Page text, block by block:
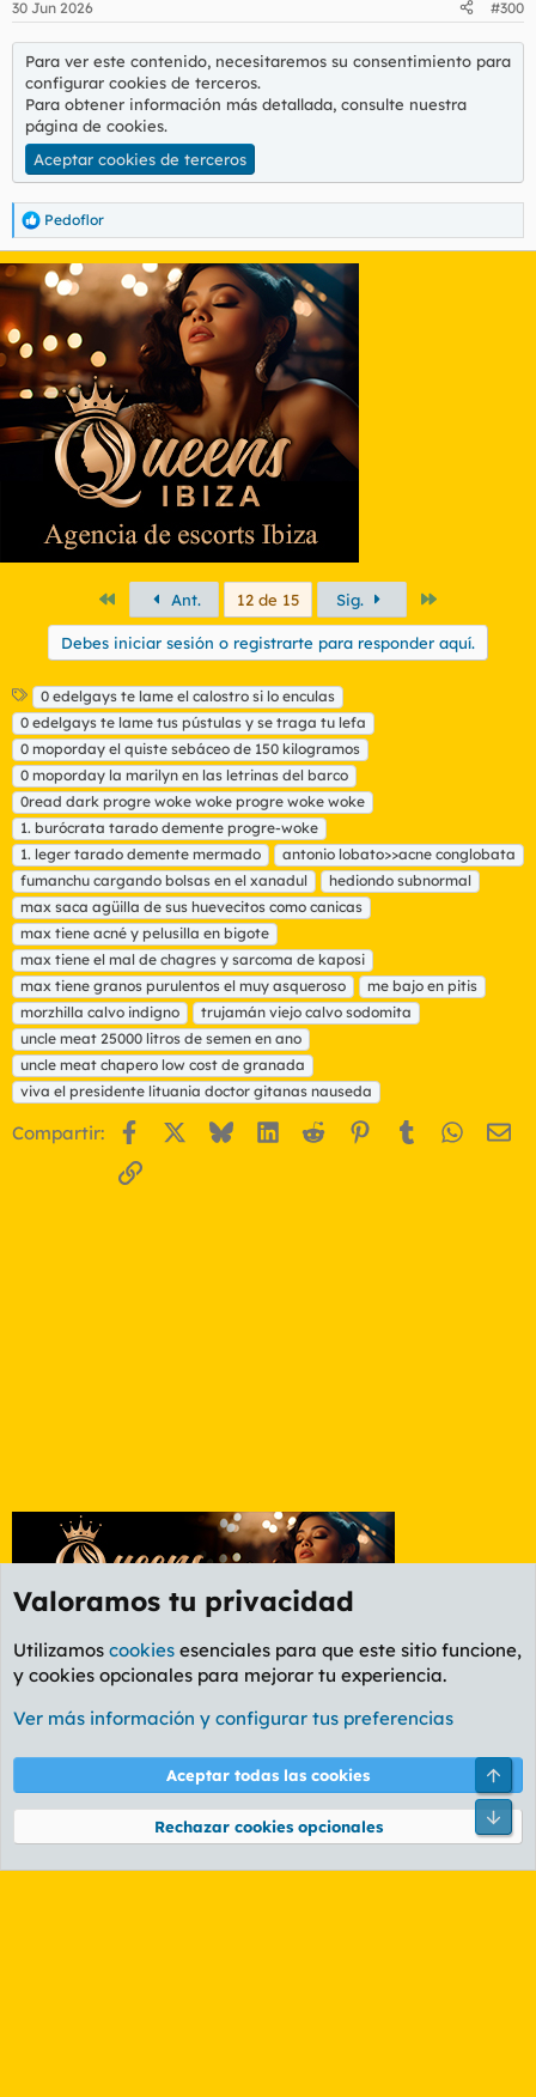
e
30 Jun 2026 #300
Para ver este contenido, necesitaremos su consentimiento para
configurar cookies de terceros.
Para obtener información más detallada, consulte nuestra
página de cookies.
Aceptar cookies de terceros
R
e
a
c
o
n
s
Pedoflor
PrimeroAnt. 12 de 15 Sig.
Debes iniciar sesión o registrarte para responder aquí.
E
t
i
q
u
e
t
a
s
0 edelgays te lame el calostro si lo enculas
0 edelgays te lame tus pústulas y se traga tu lefa
0 moporday el quiste sebáceo de 150 kilogramos
0 moporday la marilyn en las letrinas del barco
0read dark progre woke woke progre woke woke
1. burócrata tarado demente progre-woke
1. leger tarado demente mermado
antonio lobato>>acne conglobata
fumanchu cargando bolsas en el xanadul
hediondo subnormal
max saca agüilla de sus huevecitos como canicas
max tiene acné y pelusilla en bigote
max tiene el mal de chagres y sarcoma de kaposi
max tiene granos purulentos el muy asqueroso
me bajo en pitis
morzhilla calvo indigno
trujamán viejo calvo sodomita
uncle meat 25000 litros de semen en ano
uncle meat chapero low cost de granada
viva el presidente lituania doctor gitanas nauseda
Compartir: Facebook BlueskyLinkedIn
Reddit Pinterest
Tumblr
Enlace
Foro General
Cookies
PL OLDSTYLE AMARILLO
Términos y reglas Política de privacidad Ayuda
Community platform by XenForo® © 2010-2026 XenForo Ltd.
Valoramos tu privacidad
Utilizamos cookies esenciales para que este sitio funcione,
y cookies opcionales para mejorar tu experiencia.
Ver más información y configurar tus preferencias
Aceptar todas las cookies
Rechazar cookies opcionales
Pie